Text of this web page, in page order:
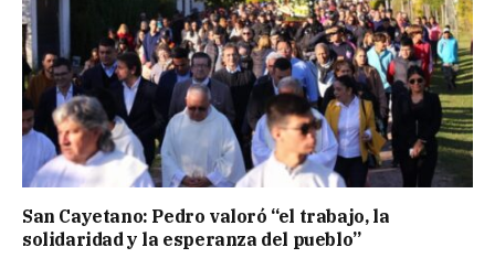
San Cayetano: Pedro valoró “el trabajo, la
solidaridad y la esperanza del pueblo”